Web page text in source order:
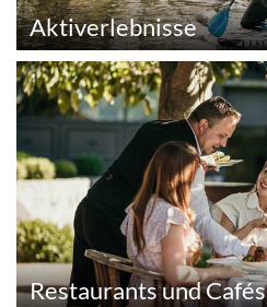
Aktiverlebnisse
Restaurants und Cafés